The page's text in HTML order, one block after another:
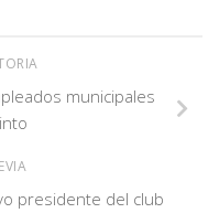
municipales
presidente del club